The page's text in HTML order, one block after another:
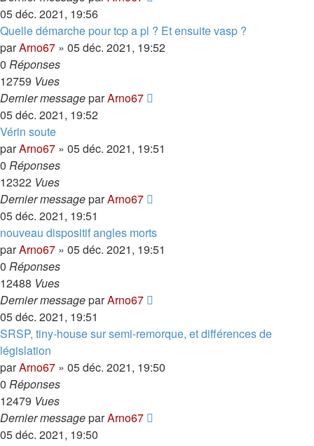
05 déc. 2021, 19:56
Quelle démarche pour tcp a pl ? Et ensuite vasp ?
parArno67 » 05 déc. 2021, 19:52
0 Réponses
12759 Vues
Dernier messageparArno67
05 déc. 2021, 19:52
Vérin soute
parArno67 » 05 déc. 2021, 19:51
0 Réponses
12322 Vues
Dernier messageparArno67
05 déc. 2021, 19:51
nouveau dispositif angles morts
parArno67 » 05 déc. 2021, 19:51
0 Réponses
12488 Vues
Dernier messageparArno67
05 déc. 2021, 19:51
SRSP, tiny-house sur semi-remorque, et différences de
législation
parArno67 » 05 déc. 2021, 19:50
0 Réponses
12479 Vues
Dernier messageparArno67
05 déc. 2021, 19:50